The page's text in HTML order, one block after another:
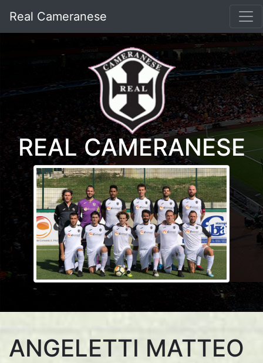
Real Cameranese
REAL CAMERANESE
ANGELETTI MATTEO